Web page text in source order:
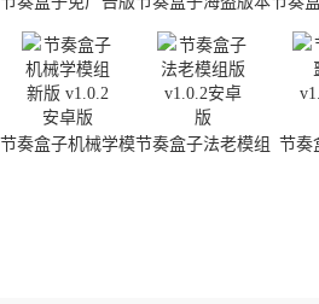
节奏盒子机械学模节奏盒子法老模组 节奏